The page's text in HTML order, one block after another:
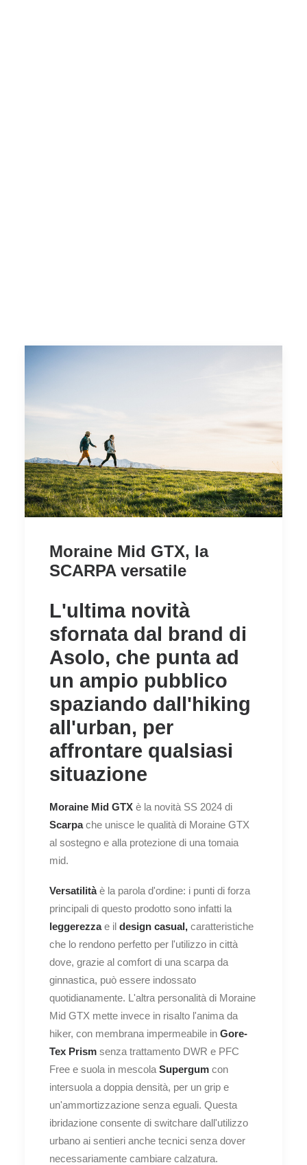
Moraine Mid GTX, la
SCARPA versatile
L'ultima novità
sfornata dal brand di
Asolo, che punta ad
un ampio pubblico
spaziando dall'hiking
all'urban, per
affrontare qualsiasi
situazione
Moraine Mid GTX è la novità SS 2024 di
Scarpache unisce le qualità di Moraine GTX
al sostegno e alla protezione di una tomaia
mid.
Versatilitàè la parola d'ordine: i punti di forza
principali di questo prodotto sono infatti la
leggerezzae il design casual, caratteristiche
che lo rendono perfetto per l'utilizzo in città
dove, grazie al comfort di una scarpa da
ginnastica, può essere indossato
quotidianamente. L'altra personalità di Moraine
Mid GTX mette invece in risalto l'anima da
hiker, con membrana impermeabile in Gore-
Tex Prism senza trattamento DWR e PFC
Free e suola in mescola Supergum con
intersuola a doppia densità, per un grip e
un'ammortizzazione senza eguali. Questa
ibridazione consente di switchare dall'utilizzo
urbano ai sentieri anche tecnici senza dover
necessariamente cambiare calzatura.